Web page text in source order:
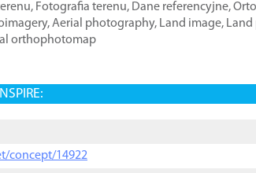
, Fotografia terenu, Dane referencyjne,
,Aerial photography, Land image,
orthophotomap
concept/14922